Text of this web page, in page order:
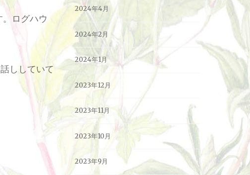
ログハウ
ししていて
2024年4月
2024年2月
2024年1月
2023年12月
2023年11月
2023年10月
2023年9月